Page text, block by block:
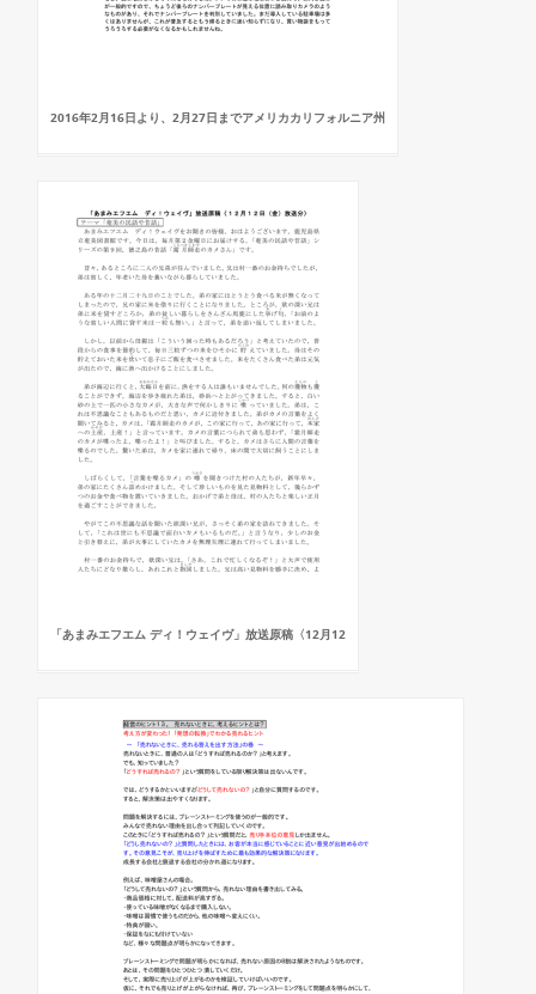
2016年2月16日より、2月27日までアメリカカリフォルニア州
「あまみエフエム ディ！ウェイヴ」放送原稿〈12月12